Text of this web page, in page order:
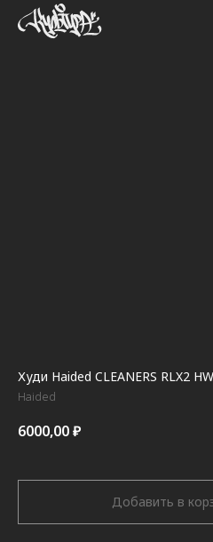
Худи Haided CLEANERS RLX2
Haided
6000,00₽
Добавить в